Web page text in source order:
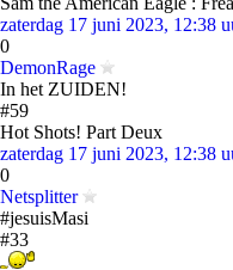
zaterdag 17 juni 2023, 12:38
0
DemonRage
In het ZUIDEN!
#59
Hot Shots! Part Deux
zaterdag 17 juni 2023, 12:38
0
Netsplitter
#jesuisMasi
#33